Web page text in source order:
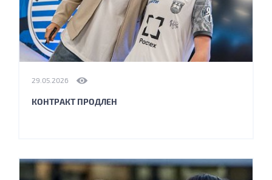
29.05.2026
КОНТРАКТ ПРОДЛЕН